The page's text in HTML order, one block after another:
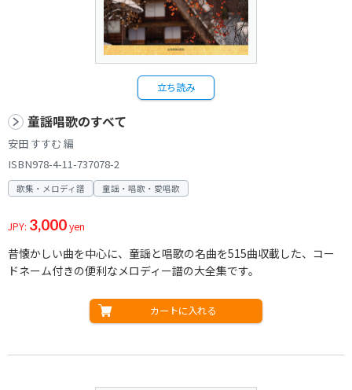
立ち読み
童謡唱歌のすべて
安田 すすむ 編
ISBN978-4-11-737078-2
歌集・メロディ譜 童謡・唱歌・愛唱歌
JPY: 3,000yen
昔懐かしい曲を中心に、童謡と唱歌の名曲を515曲収載した、コー
ドネーム付きの便利なメロディー譜の大全集です。
カートに入れる